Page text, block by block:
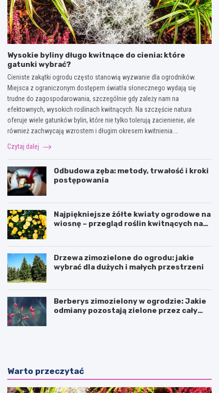
Wysokie byliny długo kwitnące do cienia: które
gatunki wybrać?
Cieniste zakątki ogrodu często stanowią wyzwanie dla ogrodników.
Miejsca z ograniczonym dostępem światła słonecznego wydają się
trudne do zagospodarowania, szczególnie gdy zależy nam na
efektownych, wysokich roślinach kwitnących. Na szczęście natura
oferuje wiele gatunków bylin, które nie tylko tolerują zacienienie, ale
również zachwycają wzrostem i długim okresem kwitnienia.…
Czytaj dalej
Odbudowa zęba: metody, trwałość i kroki
postępowania
Najpiękniejsze żółte kwiaty ogrodowe na
wiosnę – przegląd roślin kwitnących na
Drzewa zimozielone do ogrodu: jakie
wybrać dla dużych i małych przestrzeni
Berberys zimozielony w ogrodzie: Jakie
odmiany pozostają zielone przez cały
N
a
n
d
P
d
ł
o
Warto przeczytać